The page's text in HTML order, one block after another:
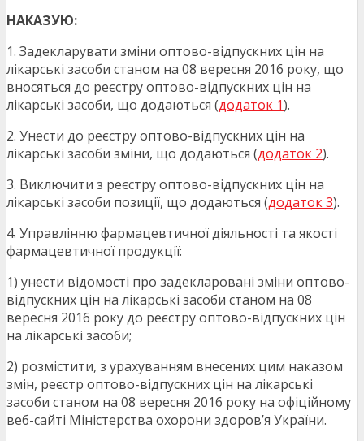
НАКАЗУЮ:
1. Задекларувати зміни оптово-відпускних цін на
лікарські засоби станом на 08 вересня 2016 року, що
вносяться до реєстру оптово-відпускних цін на
лікарські засоби, що додаються (додаток 1).
2. Унести до реєстру оптово-відпускних цін на
лікарські засоби зміни, що додаються (додаток 2).
3. Виключити з реєстру оптово-відпускних цін на
лікарські засоби позиції, що додаються (додаток 3).
4. Управлінню фармацевтичної діяльності та якості
фармацевтичної продукції:
1) унести відомості про задекларовані зміни оптово-
відпускних цін на лікарські засоби станом на 08
вересня 2016 року до реєстру оптово-відпускних цін
на лікарські засоби;
2) розмістити, з урахуванням внесених цим наказом
змін, реєстр оптово-відпускних цін на лікарські
засоби станом на 08 вересня 2016 року на офіційному
веб-сайті Міністерства охорони здоров’я України.